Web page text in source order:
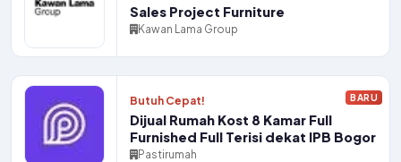
Sales Project Furniture
Kawan Lama Group
Butuh Cepat!
Dijual Rumah Kost 8 Kamar Full
Furnished Full Terisi dekat IPB Bogor
Pastirumah
BARU